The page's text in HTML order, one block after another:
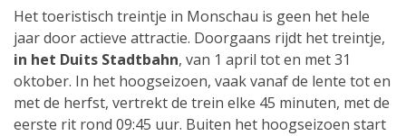
Het toeristisch treintje in Monschau is geen het hele
jaar door actieve attractie. Doorgaans rijdt het treintje,
in het Duits Stadtbahn, van 1 april tot en met 31
oktober. In het hoogseizoen, vaak vanaf de lente tot en
met de herfst, vertrekt de trein elke 45 minuten, met de
eerste rit rond 09:45 uur. Buiten het hoogseizoen start